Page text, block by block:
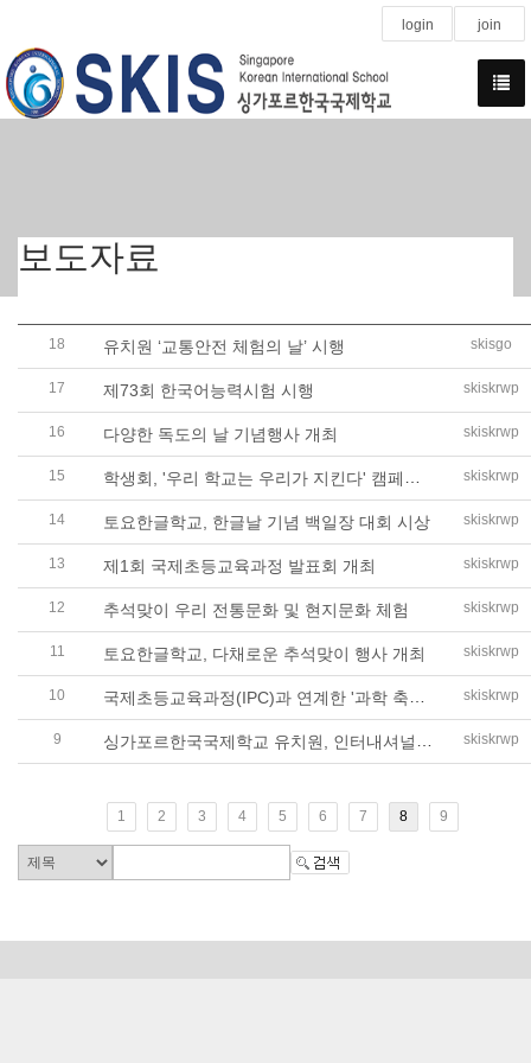
login join
보도자료
18 유치원 ‘교통안전 체험의 날’ 시행 skisgo
17 제73회 한국어능력시험 시행 skiskrwp
16 다양한 독도의 날 기념행사 개최 skiskrwp
15 skiskrwp
14 토요한글학교, 한글날 기념 백일장 대회 시상 skiskrwp
13 제1회 국제초등교육과정 발표회 개최 skiskrwp
12 추석맞이 우리 전통문화 및 현지문화 체험 skiskrwp
11 토요한글학교, 다채로운 추석맞이 행사 개최 skiskrwp
10 skiskrwp
9 skiskrwp
1 2 3 4 5 6 7 8 9